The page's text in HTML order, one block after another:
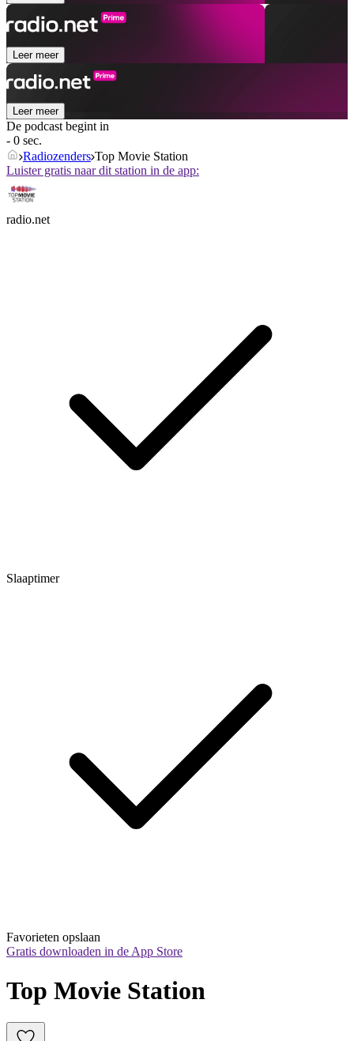
Leer meer
Leer meer
De podcast begint in
- 0 sec.
Radiozenders Top Movie Station
Luister gratis naar dit station in de app:
radio.net
Slaaptimer
Favorieten opslaan
Gratis downloaden in de App Store
Top Movie Station